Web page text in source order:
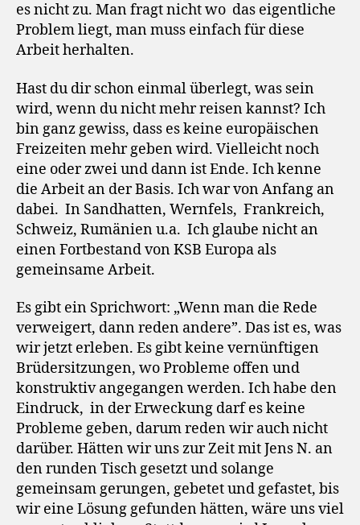
es nicht zu. Man fragt nicht wo das eigentliche
Problem liegt, man muss einfach für diese
Arbeit herhalten.
Hast du dir schon einmal überlegt, was sein
wird, wenn du nicht mehr reisen kannst? Ich
bin ganz gewiss, dass es keine europäischen
Freizeiten mehr geben wird. Vielleicht noch
eine oder zwei und dann ist Ende. Ich kenne
die Arbeit an der Basis. Ich war von Anfang an
dabei. In Sandhatten, Wernfels, Frankreich,
Schweiz, Rumänien u.a. Ich glaube nicht an
einen Fortbestand von KSB Europa als
gemeinsame Arbeit.
Es gibt ein Sprichwort: „Wenn man die Rede
verweigert, dann reden andere”. Das ist es, was
wir jetzt erleben. Es gibt keine vernünftigen
Brüdersitzungen, wo Probleme offen und
konstruktiv angegangen werden. Ich habe den
Eindruck, in der Erweckung darf es keine
Probleme geben, darum reden wir auch nicht
darüber. Hätten wir uns zur Zeit mit Jens N. an
den runden Tisch gesetzt und solange
gemeinsam gerungen, gebetet und gefastet, bis
wir eine Lösung gefunden hätten, wäre uns viel